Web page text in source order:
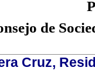
de
Cruz,